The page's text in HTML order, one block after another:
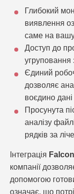
Глибокий
виявлення
саме на вашу
Доступ до
угруповання
Єдиний
дозволяє
воєдино
Просунута
аналізу
рядків за
Інтеграція
компанії
допомогою
означає, що